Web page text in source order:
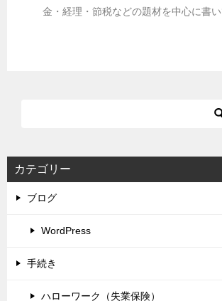
金・経理・節税などの題材を中心に書い
カテゴリー
ブログ
WordPress
手続き
ハローワーク（失業保険）